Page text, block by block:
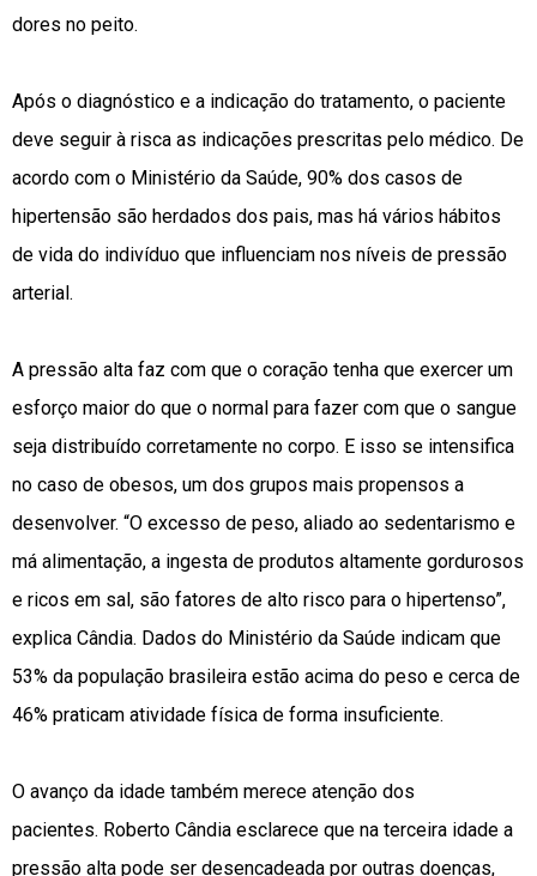
dores no peito.
Após o diagnóstico e a indicação do tratamento, o paciente
deve seguir à risca as indicações prescritas pelo médico. De
acordo com o Ministério da Saúde, 90% dos casos de
hipertensão são herdados dos pais, mas há vários hábitos
de vida do indivíduo que influenciam nos níveis de pressão
arterial.
A pressão alta faz com que o coração tenha que exercer um
esforço maior do que o normal para fazer com que o sangue
seja distribuído corretamente no corpo. E isso se intensifica
no caso de obesos, um dos grupos mais propensos a
desenvolver. “O excesso de peso, aliado ao sedentarismo e
má alimentação, a ingesta de produtos altamente gordurosos
e ricos em sal, são fatores de alto risco para o hipertenso”,
explica Cândia. Dados do Ministério da Saúde indicam que
53% da população brasileira estão acima do peso e cerca de
46% praticam atividade física de forma insuficiente.
O avanço da idade também merece atenção dos
pacientes. Roberto Cândia esclarece que na terceira idade a
pressão alta pode ser desencadeada por outras doenças,